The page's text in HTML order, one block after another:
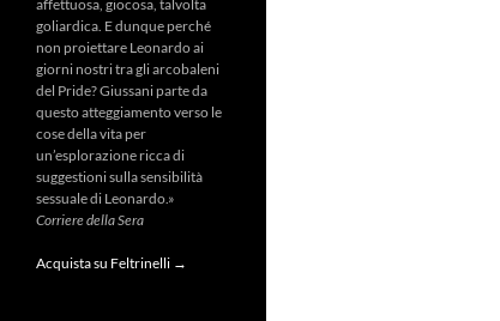
affettuosa, giocosa, talvolta
goliardica. E dunque perché
non proiettare Leonardo ai
giorni nostri tra gli arcobaleni
del Pride? Giussani parte da
questo atteggiamento verso le
cose della vita per
un’esplorazione ricca di
suggestioni sulla sensibilità
sessuale di Leonardo.»
Corriere della Sera
Acquista su Feltrinelli →